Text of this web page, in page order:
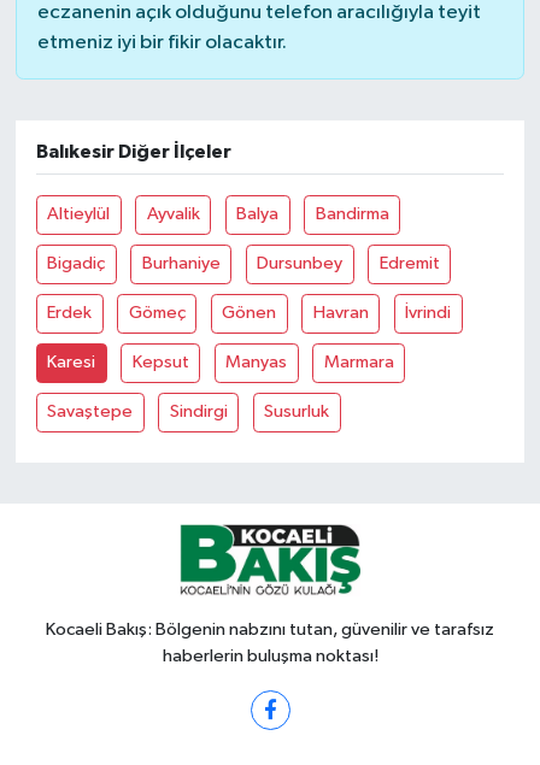
eczanenin açık olduğunu telefon aracılığıyla teyit
etmeniz iyi bir fikir olacaktır.
Balıkesir Diğer İlçeler
Altieylül Ayvalik Balya Bandirma
Bigadiç Burhaniye Dursunbey Edremit
Erdek Gömeç Gönen Havran İvrindi
Karesi Kepsut Manyas Marmara
Savaştepe Sindirgi Susurluk
Kocaeli Bakış: Bölgenin nabzını tutan, güvenilir ve tarafsız
haberlerin buluşma noktası!